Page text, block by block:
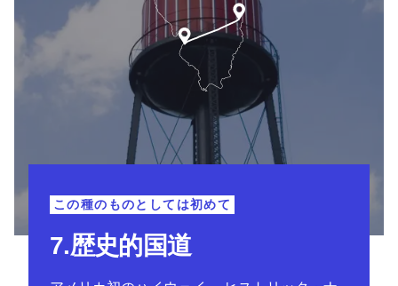
7.歴史的国道
この種のものとしては初めて